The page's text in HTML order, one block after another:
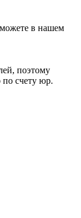
в нашем
поэтому
по счету юр.